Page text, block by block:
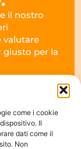
come i cookie
Il
dati come il
Non
il nostro
valutare
giusto per la